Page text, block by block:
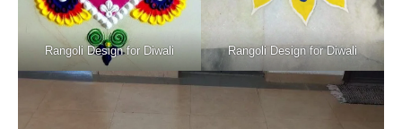
Rangoli Design for Diwali Rangoli Design for Diwali